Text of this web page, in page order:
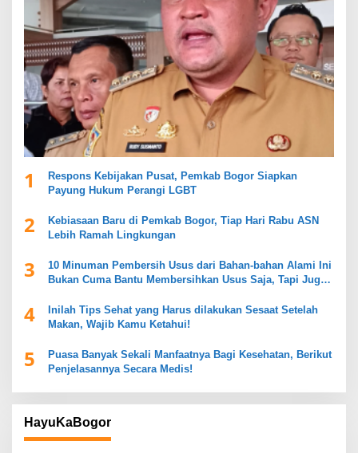
1
Respons Kebijakan Pusat, Pemkab Bogor Siapkan
Payung Hukum Perangi LGBT
2
Kebiasaan Baru di Pemkab Bogor, Tiap Hari Rabu ASN
Lebih Ramah Lingkungan
3
10 Minuman Pembersih Usus dari Bahan-bahan Alami Ini
Bukan Cuma Bantu Membersihkan Usus Saja, Tapi Juga
4
Inilah Tips Sehat yang Harus dilakukan Sesaat Setelah
Makan, Wajib Kamu Ketahui!
5
Puasa Banyak Sekali Manfaatnya Bagi Kesehatan, Berikut
Penjelasannya Secara Medis!
HayuKaBogor